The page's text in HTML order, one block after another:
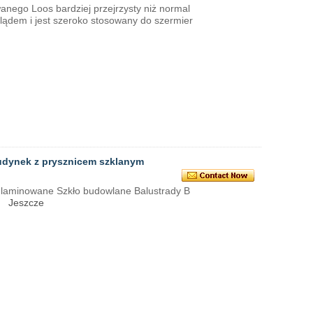
Loos bardziej przejrzysty niż normal
i jest szeroko stosowany do szermier
z prysznicem szklanym
Szkło budowlane Balustrady B
Jeszcze